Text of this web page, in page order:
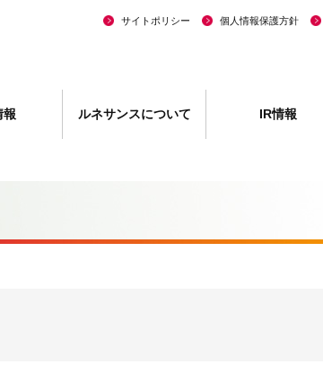
報 ルネサンスについて IR情報
サイトポリシー 個人情報保護方針